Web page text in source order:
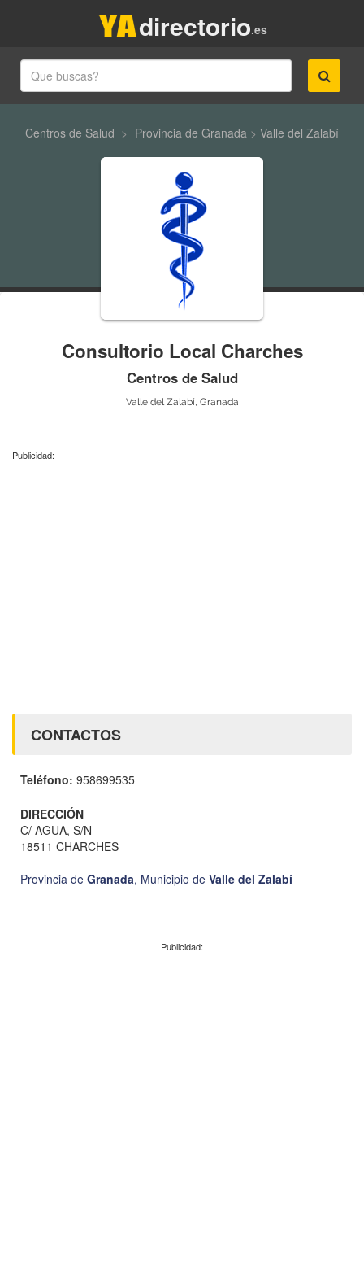
.es
directorio
Centros de Salud > Provincia de Granada > Valle del Zalabí
Consultorio Local Charches
Centros de Salud
Valle del Zalabí, Granada
Publicidad:
CONTACTOS
Teléfono: 958699535
DIRECCIÓN
C/ AGUA, S/N
18511 CHARCHES
Provincia de Granada, Municipio de Valle del Zalabí
Publicidad: